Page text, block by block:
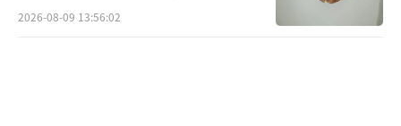
2026-08-09 13:56:02